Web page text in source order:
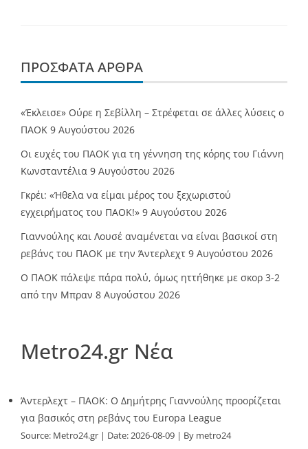
ΠΡΌΣΦΑΤΑ ΆΡΘΡΑ
«Έκλεισε» Ούρε η Σεβίλλη – Στρέφεται σε άλλες λύσεις ο
ΠΑΟΚ 9 Αυγούστου 2026
Οι ευχές του ΠΑΟΚ για τη γέννηση της κόρης του Γιάννη
Κωνσταντέλια 9 Αυγούστου 2026
Γκρέι: «Ήθελα να είμαι μέρος του ξεχωριστού
εγχειρήματος του ΠΑΟΚ!» 9 Αυγούστου 2026
Γιαννούλης και Λουσέ αναμένεται να είναι βασικοί στη
ρεβάνς του ΠΑΟΚ με την Άντερλεχτ 9 Αυγούστου 2026
Ο ΠΑΟΚ πάλεψε πάρα πολύ, όμως ηττήθηκε με σκορ 3-2
από την Μπραν 8 Αυγούστου 2026
Metro24.gr Νέα
Άντερλεχτ – ΠΑΟΚ: Ο Δημήτρης Γιαννούλης προορίζεται
για βασικός στη ρεβάνς του Europa League
Source: Metro24.gr Date: 2026-08-09 By metro24